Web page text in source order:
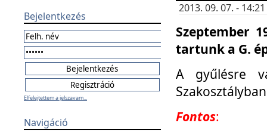
Bejelentkezés
Elfelejtettem a jelszavam...
Navigáció
2013. 09. 07. -
Szeptember
tartunk a G.
A gyűlésre
Fontos: